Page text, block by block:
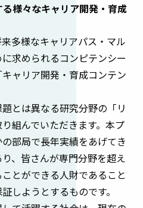
様々なキャリア開発・育成
多様なキャリアパス・マル
求められるコンピテンシー
ャリア開発・育成コンテン
とは異なる研究分野の「リ
組んでいただきます。本プ
部局で長年実績をあげてき
、皆さんが専門分野を超え
とができる人財であること
しようとするものです。